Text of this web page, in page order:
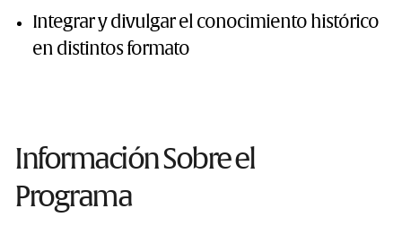
Integrar y divulgar el conocimiento histórico
en distintos formato
Información Sobre el
Programa